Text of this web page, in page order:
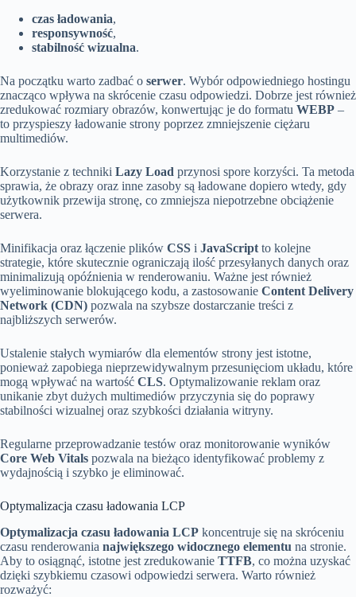
czas ładowania,
responsywność,
stabilność wizualna.
Na początku warto zadbać o serwer. Wybór odpowiedniego hostingu
znacząco wpływa na skrócenie czasu odpowiedzi. Dobrze jest również
zredukować rozmiary obrazów, konwertując je do formatu WEBP –
to przyspieszy ładowanie strony poprzez zmniejszenie ciężaru
multimediów.
Korzystanie z techniki Lazy Load przynosi spore korzyści. Ta metoda
sprawia, że obrazy oraz inne zasoby są ładowane dopiero wtedy, gdy
użytkownik przewija stronę, co zmniejsza niepotrzebne obciążenie
serwera.
Minifikacja oraz łączenie plików CSS i JavaScript to kolejne
strategie, które skutecznie ograniczają ilość przesyłanych danych oraz
minimalizują opóźnienia w renderowaniu. Ważne jest również
wyeliminowanie blokującego kodu, a zastosowanie Content Delivery
Network (CDN) pozwala na szybsze dostarczanie treści z
najbliższych serwerów.
Ustalenie stałych wymiarów dla elementów strony jest istotne,
ponieważ zapobiega nieprzewidywalnym przesunięciom układu, które
mogą wpływać na wartość CLS. Optymalizowanie reklam oraz
unikanie zbyt dużych multimediów przyczynia się do poprawy
stabilności wizualnej oraz szybkości działania witryny.
Regularne przeprowadzanie testów oraz monitorowanie wyników
Core Web Vitals pozwala na bieżąco identyfikować problemy z
wydajnością i szybko je eliminować.
Optymalizacja czasu ładowania LCP
Optymalizacja czasu ładowania LCP koncentruje się na skróceniu
czasu renderowania największego widocznego elementu na stronie.
Aby to osiągnąć, istotne jest zredukowanie TTFB, co można uzyskać
dzięki szybkiemu czasowi odpowiedzi serwera. Warto również
rozważyć: